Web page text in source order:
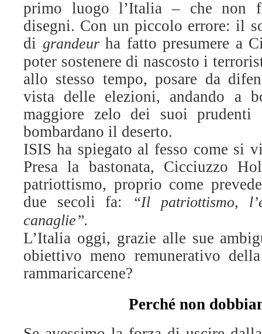
primo luogo l’Italia – che non
disegni. Con un piccolo errore: il
di grandeurha fatto presumere a
poter sostenere di nascosto i
allo stesso tempo, posare da
vista delle elezioni, andando a
maggiore zelo dei suoi prudenti
bombardano il deserto.
ISIS ha spiegato al fesso come si
Presa la bastonata, Cicciuzzo
patriottismo, proprio come
due secoli fa:
“Il patriottismo,
canaglie”.
L’Italia oggi, grazie alle sue
obiettivo meno remunerativo
rammaricarcene?
Perché non